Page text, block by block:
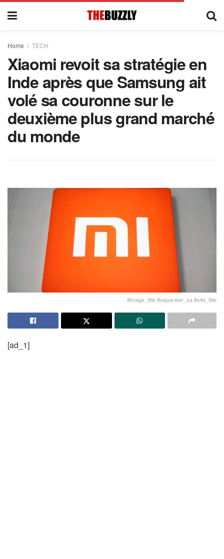
Home TECH
Xiaomi revoit sa stratégie en
Inde après que Samsung ait
volé sa couronne sur le
deuxième plus grand marché
du monde
#image_title #separator_sa #site_title
[ad_1]